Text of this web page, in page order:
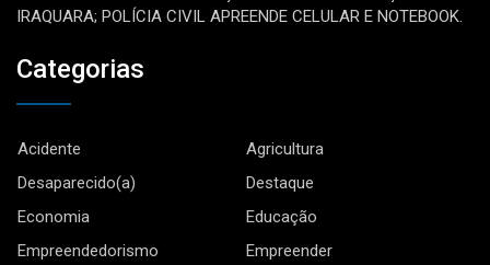
IRAQUARA; POLÍCIA CIVIL APREENDE CELULAR E NOTEBOOK.
Categorias
Acidente
Agricultura
Desaparecido(a)
Destaque
Economia
Educação
Empreendedorismo
Empreender